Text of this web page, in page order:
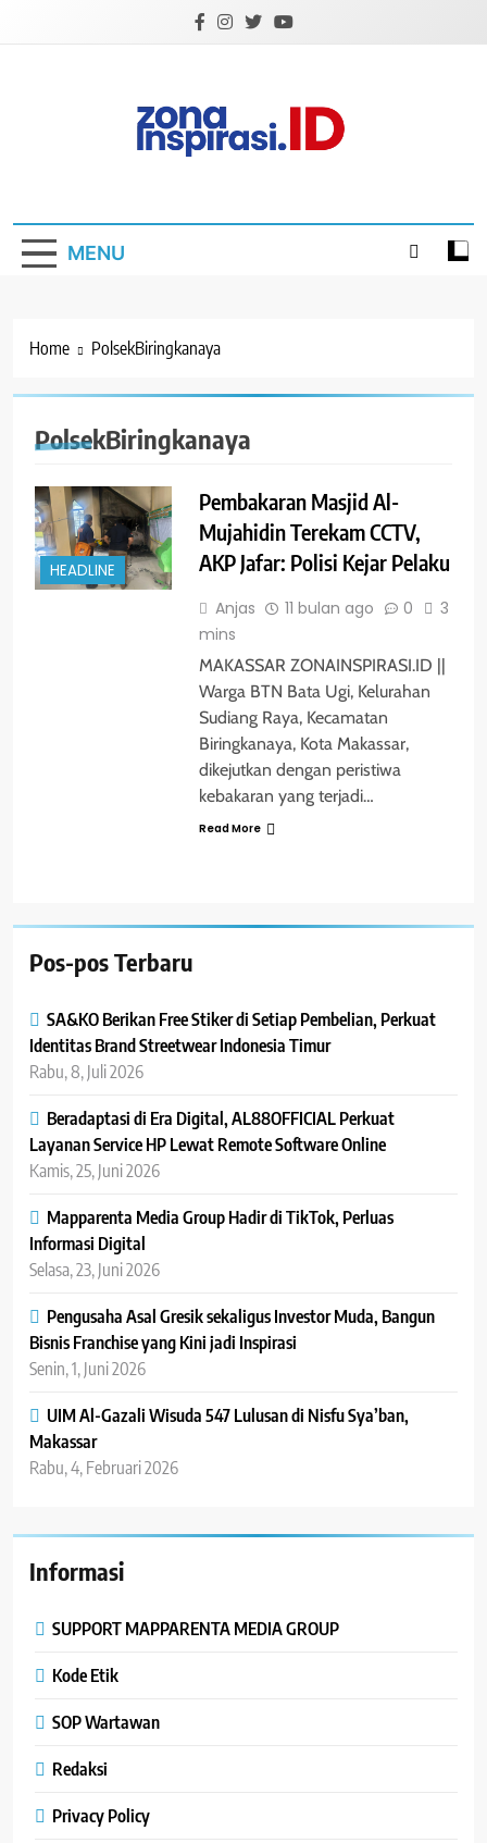
MENU
Home PolsekBiringkanaya
PolsekBiringkanaya
HEADLINE
Pembakaran Masjid Al-
Mujahidin Terekam CCTV,
AKP Jafar: Polisi Kejar Pelaku
Anjas 11 bulan ago 0
3
mins
MAKASSAR ZONAINSPIRASI.ID ||
Warga BTN Bata Ugi, Kelurahan
Sudiang Raya, Kecamatan
Biringkanaya, Kota Makassar,
dikejutkan dengan peristiwa
kebakaran yang terjadi…
Read More
Pos-pos Terbaru
SA&KO Berikan Free Stiker di Setiap Pembelian, Perkuat
Identitas Brand Streetwear Indonesia Timur
Rabu, 8, Juli 2026
Beradaptasi di Era Digital, AL88OFFICIAL Perkuat
Layanan Service HP Lewat Remote Software Online
Kamis, 25, Juni 2026
Mapparenta Media Group Hadir di TikTok, Perluas
Informasi Digital
Selasa, 23, Juni 2026
Pengusaha Asal Gresik sekaligus Investor Muda, Bangun
Bisnis Franchise yang Kini jadi Inspirasi
Senin, 1, Juni 2026
UIM Al-Gazali Wisuda 547 Lulusan di Nisfu Sya’ban,
Makassar
Rabu, 4, Februari 2026
Informasi
SUPPORT MAPPARENTA MEDIA GROUP
Kode Etik
SOP Wartawan
Redaksi
Privacy Policy